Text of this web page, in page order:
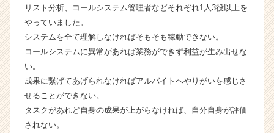
長
か
ら
カ
ト
リスト分析、コールシステム管理者などそれぞれ1人3役以上を
やっていました。
システムを全て理解しなければそもそも稼動できない。
コールシステムに異常があれば業務ができず利益が生み出せな
い。
成果に繋げてあげられなければアルバイトへやりがいを感じさ
せることができない。
タスクがあれど自身の成果が上がらなければ、自分自身が評価
されない。